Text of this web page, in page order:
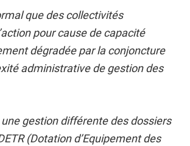
que des collectivités
pour cause de capacité
dégradée par la conjoncture
administrative de gestion des
gestion différente des dossiers
(Dotation d’Equipement des